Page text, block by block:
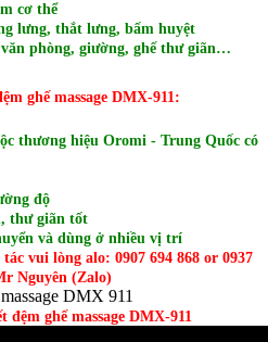
cơ thể
lưng, thắt lưng, bấm huyệt
phòng, giường, ghế thư giãn…
ghế massage DMX‑911:
thương hiệu Oromi - Trung Quốc có
độ
thư giãn tốt
và dùng ở nhiều vị trí
vui lòng alo: 0907 694 868 or 0937
Nguyên (Zalo)
ghế massage DMX‑911